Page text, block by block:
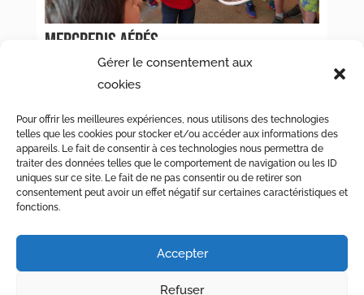
Gérer le consentement aux
cookies
Pour offrir les meilleures expériences, nous utilisons des technologies
telles que les cookies pour stocker et/ou accéder aux informations des
appareils. Le fait de consentir à ces technologies nous permettra de
traiter des données telles que le comportement de navigation ou les ID
uniques sur ce site. Le fait de ne pas consentir ou de retirer son
consentement peut avoir un effet négatif sur certaines caractéristiques et
fonctions.
Accepter
Refuser
MERCREDIS AÉRÉS
« Entrées précédentes
[/db_pb_portfolio]
© Maison de Quartier des Eaux-Vives – Chemin de la
Clairière 3, CP 6230, 1211 Genève 6 –